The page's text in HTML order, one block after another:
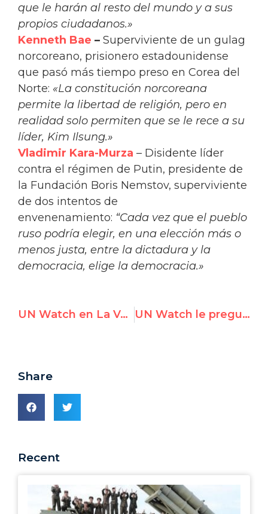
que le harán al resto del mundo y a sus
propios ciudadanos.»
Kenneth Bae – Superviviente de un gulag
norcoreano, prisionero estadounidense
que pasó más tiempo preso en Corea del
Norte: «La constitución norcoreana
permite la libertad de religión, pero en
realidad solo permiten que se le rece a su
líder, Kim Ilsung.»
Vladimir Kara-Murza – Disidente líder
contra el régimen de Putin, presidente de
la Fundación Boris Nemstov, superviviente
de dos intentos de
envenenamiento: “Cada vez que el pueblo
ruso podría elegir, en una elección más o
menos justa, entre la dictadura y la
democracia, elige la democracia.»
UN Watch en La Vanguardia: "Premio a defensora de víctimas de violación en República Democrática de Congo" UN Watch le pregunta al Consejo de DDHH: ¿Por qué quienes abusan los derechos de las mujeres ocupan puestos de DDHH en la ONU?
Share
Recent